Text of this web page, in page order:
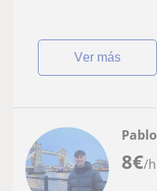
ver más
8€/h
Pablo